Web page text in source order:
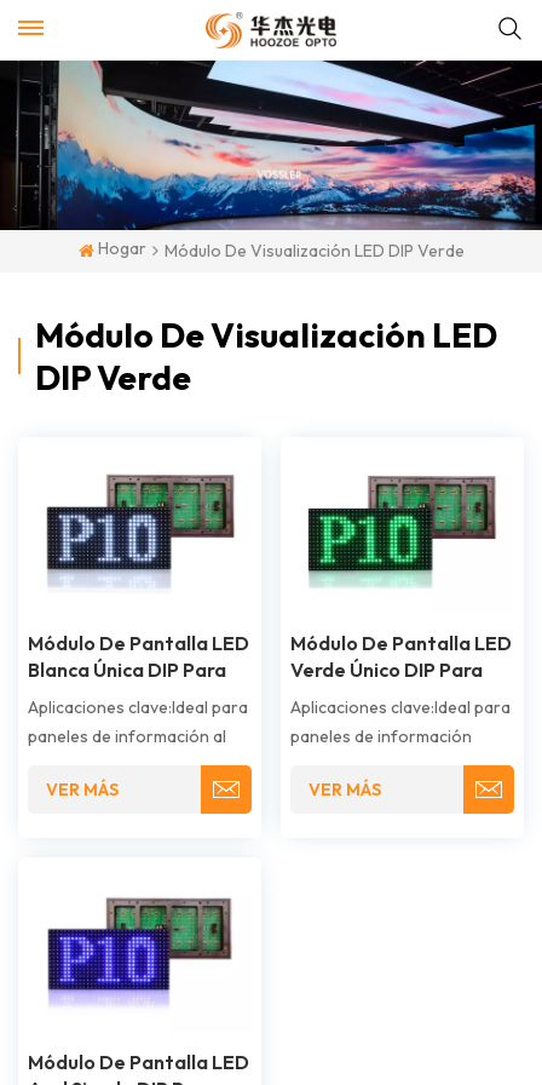
Hogar Módulo De Visualización LED DIP Verde
Módulo De Visualización LED
DIP Verde
Módulo De Pantalla LED
Blanca Única DIP Para
Exteriores P10
Aplicaciones clave:Ideal para
paneles de información al
transporte público, sistemas
áreas muy iluminadas y otras
aplicaciones que requieren
mensajes monocromáticos
blancos claros y de alta
VER MÁS
Módulo De Pantalla LED
Verde Único DIP Para
Exteriores P10
Aplicaciones clave:Ideal para
paneles de información
pública al aire libre, pantallas
de guía de tráfico, sistemas
VER MÁS
Módulo De Pantalla LED